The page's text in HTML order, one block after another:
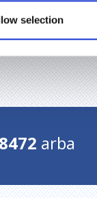
selection
kokius įrenginius
arba